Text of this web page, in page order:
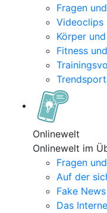
Fragen
Videoclips
Körper
Fitness
Onlinewelt
Onlinewelt im
Fragen
Auf der
Fake
Das